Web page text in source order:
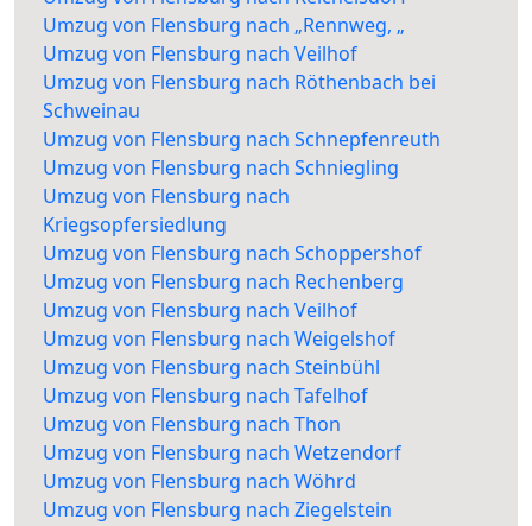
Umzug von Flensburg nach „Rennweg, „
Umzug von Flensburg nach Veilhof
Umzug von Flensburg nach Röthenbach bei
Schweinau
Umzug von Flensburg nach Schnepfenreuth
Umzug von Flensburg nach Schniegling
Umzug von Flensburg nach
Kriegsopfersiedlung
Umzug von Flensburg nach Schoppershof
Umzug von Flensburg nach Rechenberg
Umzug von Flensburg nach Veilhof
Umzug von Flensburg nach Weigelshof
Umzug von Flensburg nach Steinbühl
Umzug von Flensburg nach Tafelhof
Umzug von Flensburg nach Thon
Umzug von Flensburg nach Wetzendorf
Umzug von Flensburg nach Wöhrd
Umzug von Flensburg nach Ziegelstein